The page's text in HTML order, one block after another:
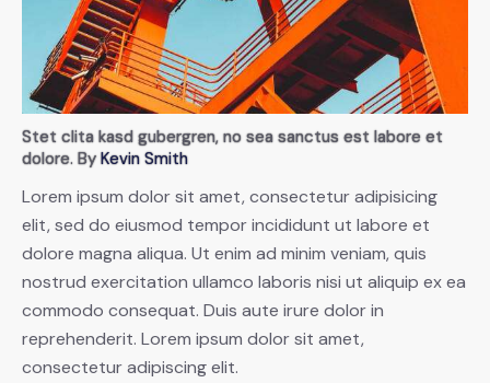
Stet clita kasd gubergren, no sea sanctus est labore et
dolore. ByKevin Smith
Lorem ipsum dolor sit amet, consectetur adipisicing
elit, sed do eiusmod tempor incididunt ut labore et
dolore magna aliqua. Ut enim ad minim veniam, quis
nostrud exercitation ullamco laboris nisi ut aliquip ex ea
commodo consequat. Duis aute irure dolor in
reprehenderit. Lorem ipsum dolor sit amet,
consectetur adipiscing elit.